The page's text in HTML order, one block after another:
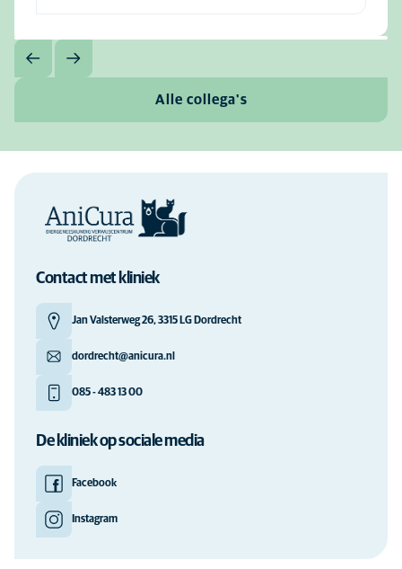
Alle collega's
Contact met kliniek
Jan Valsterweg 26, 3315 LG Dordrecht
dordrecht@anicura.nl
085 - 483 13 00
De kliniek op sociale media
Facebook
Instagram